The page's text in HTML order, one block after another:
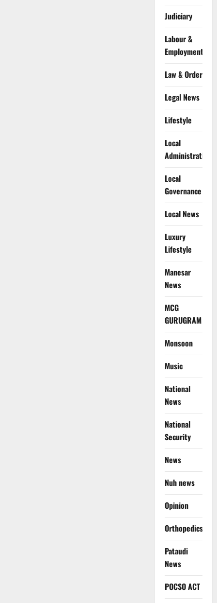
Judiciary
Labour &
Employment
Law & Order
Legal News
Lifestyle
Local
Administration
Local
Governance
Local News
Luxury
Lifestyle
Manesar
News
MCG
GURUGRAM
Monsoon
Music
National
News
National
Security
News
Nuh news
Opinion
Orthopedics
Pataudi
News
POCSO ACT